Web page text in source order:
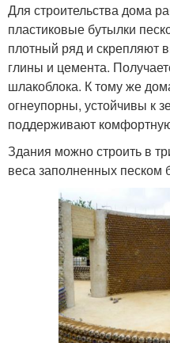
Для строительства дома
пластиковые бутылки
плотный ряд и скрепляют
глины и цемента.
шлакоблока. К тому же
огнеупорны, устойчивы к
поддерживают
Здания можно строить в
веса заполненных песком